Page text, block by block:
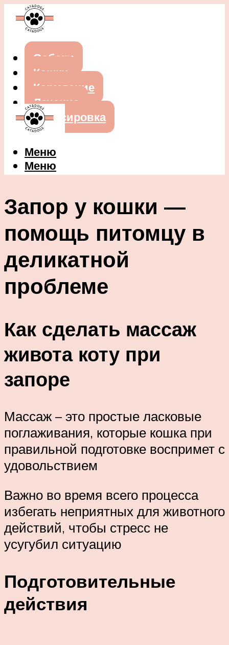
Собаки
Кошки
Кормление
Лечение
Дрессировка
Меню
Меню
Запор у кошки —
помощь питомцу в
деликатной
проблеме
Как сделать массаж
живота коту при
запоре
Массаж – это простые ласковые
поглаживания, которые кошка при
правильной подготовке воспримет с
удовольствием
Важно во время всего процесса
избегать неприятных для животного
действий, чтобы стресс не
усугубил ситуацию
Подготовительные
действия